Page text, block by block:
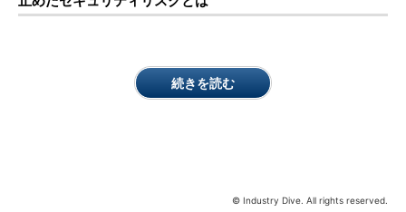
続きを読む
© Industry Dive. All rights reserved.